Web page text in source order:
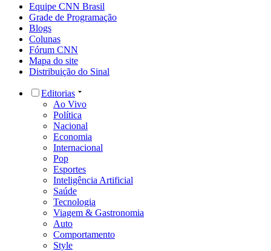
Equipe CNN Brasil
Grade de Programação
Blogs
Colunas
Fórum CNN
Mapa do site
Distribuição do Sinal
Editorias
Ao Vivo
Política
Nacional
Economia
Internacional
Pop
Esportes
Inteligência Artificial
Saúde
Tecnologia
Viagem & Gastronomia
Auto
Comportamento
Style